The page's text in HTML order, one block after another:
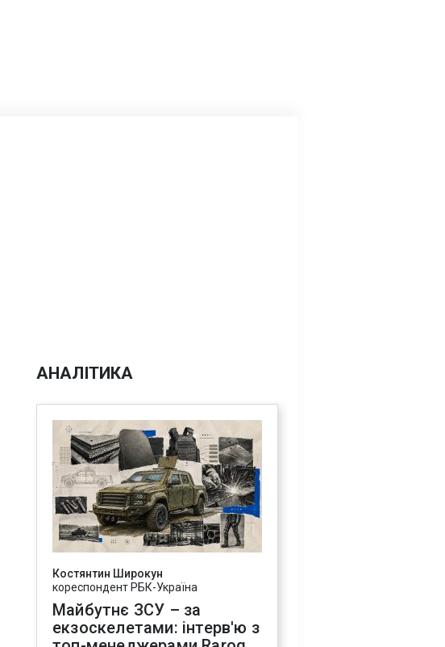
АНАЛІТИКА
Костянтин Широкун
кореспондент РБК-Україна
Майбутнє ЗСУ – за
екзоскелетами: інтерв'ю з